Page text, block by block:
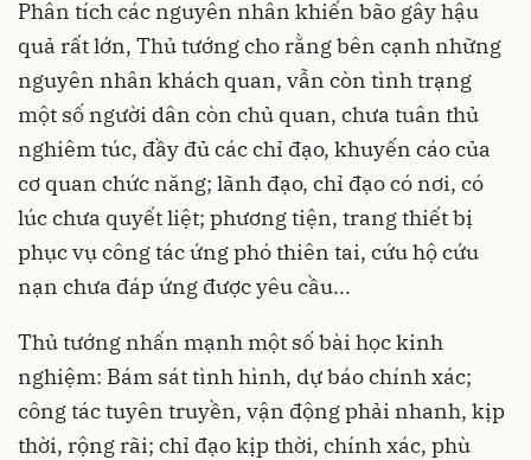
Phân tích các nguyên nhân khiến bão gây hậu
quả rất lớn, Thủ tướng cho rằng bên cạnh những
nguyên nhân khách quan, vẫn còn tình trạng
một số người dân còn chủ quan, chưa tuân thủ
nghiêm túc, đầy đủ các chỉ đạo, khuyến cáo của
cơ quan chức năng; lãnh đạo, chỉ đạo có nơi, có
lúc chưa quyết liệt; phương tiện, trang thiết bị
phục vụ công tác ứng phó thiên tai, cứu hộ cứu
nạn chưa đáp ứng được yêu cầu...
Thủ tướng nhấn mạnh một số bài học kinh
nghiệm: Bám sát tình hình, dự báo chính xác;
công tác tuyên truyền, vận động phải nhanh, kịp
thời, rộng rãi; chỉ đạo kịp thời, chính xác, phù